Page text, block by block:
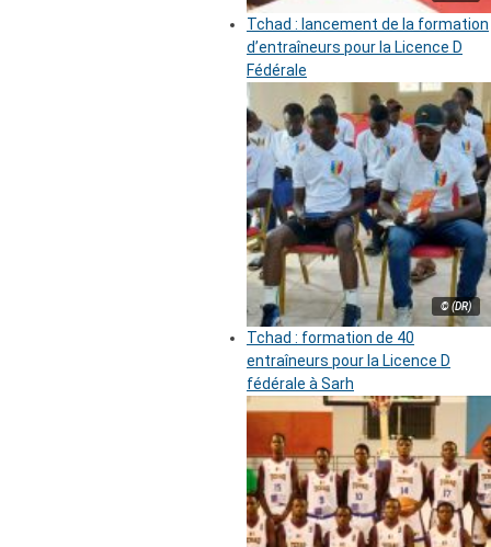
Tchad : lancement de la formation
d’entraîneurs pour la Licence D
Fédérale
© (DR)
Tchad : formation de 40
entraîneurs pour la Licence D
fédérale à Sarh